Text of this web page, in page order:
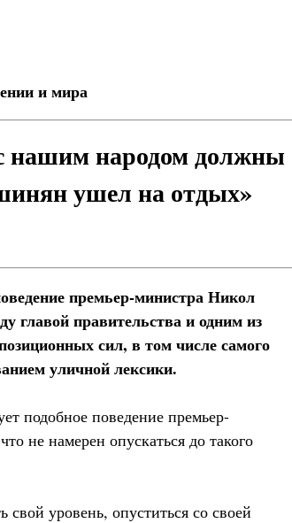
и мира
нашим народом должны
ушел на отдых»
премьер-министра Никол
главой правительства и одним из
сил, в том числе самого
уличной лексики.
подобное поведение премьер-
не намерен опускаться до такого
свой уровень, опуститься со своей